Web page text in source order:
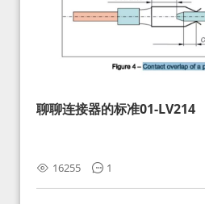
聊聊连接器的标准01-LV214
16255 1